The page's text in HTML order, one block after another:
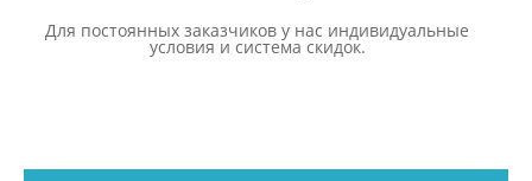
Для постоянных заказчиков у нас индивидуальные
условия и система скидок.